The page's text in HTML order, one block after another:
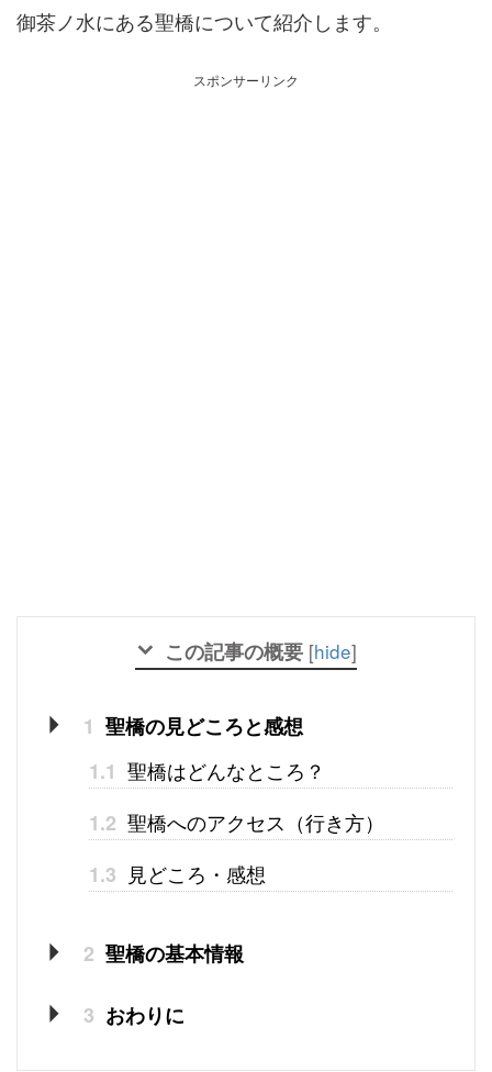
御茶ノ水にある聖橋について紹介します。
スポンサーリンク
この記事の概要 [hide]
1 聖橋の見どころと感想
1.1 聖橋はどんなところ？
1.2 聖橋へのアクセス（行き方）
1.3 見どころ・感想
2 聖橋の基本情報
3 おわりに